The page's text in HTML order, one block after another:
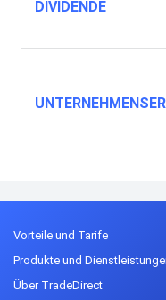
DIVIDENDE
Vorteile und Tarife
Produkte und
Über TradeDirect